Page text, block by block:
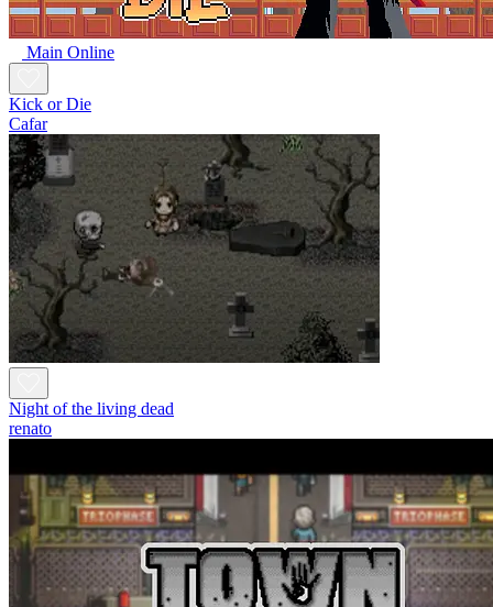
Main Online
Kick or Die
Cafar
Night of the living dead
renato